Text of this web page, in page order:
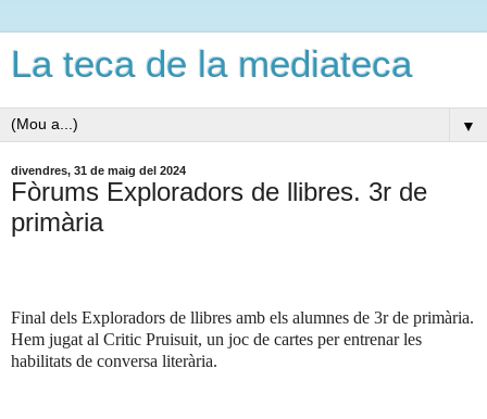
La teca de la mediateca
▼
divendres, 31 de maig del 2024
Fòrums Exploradors de llibres. 3r de
primària
Final dels Exploradors de llibres amb els alumnes de 3r de primària.
Hem jugat al Critic Pruisuit, un joc de cartes per entrenar les
habilitats de conversa literària.